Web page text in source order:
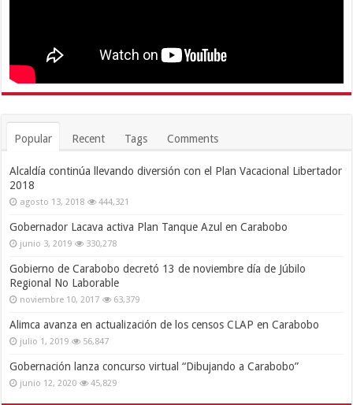
Popular Recent Tags Comments
Alcaldía continúa llevando diversión con el Plan Vacacional Libertador
2018
agosto 13, 2018 444,321
Gobernador Lacava activa Plan Tanque Azul en Carabobo
junio 3, 2019 330,278
Gobierno de Carabobo decretó 13 de noviembre día de Júbilo
Regional No Laborable
noviembre 10, 2017 63,379
Alimca avanza en actualización de los censos CLAP en Carabobo
julio 1, 2019 56,847
Gobernación lanza concurso virtual “Dibujando a Carabobo”
junio 12, 2020 45,829